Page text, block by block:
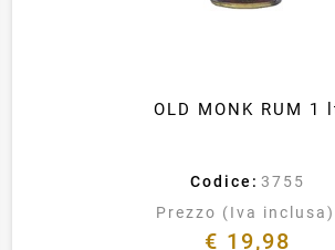
OLD MONK RUM 1
Codice: 3755
Prezzo (Iva
€ 19,98